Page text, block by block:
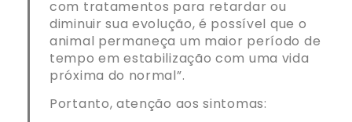
com tratamentos para retardar ou
diminuir sua evolução, é possível que o
animal permaneça um maior período de
tempo em estabilização com uma vida
próxima do normal”.
Portanto, atenção aos sintomas: